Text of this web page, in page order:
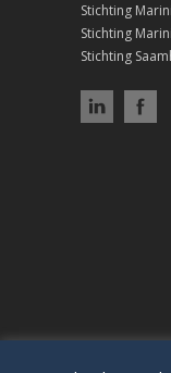
Stichting
Stichting
Stichting